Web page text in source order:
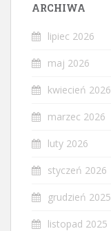
ARCHIWA
lipiec 2026
maj 2026
kwiecień 2026
marzec 2026
luty 2026
styczeń 2026
grudzień 2025
listopad 2025